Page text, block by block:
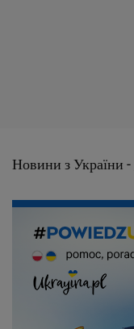
Новини з України -